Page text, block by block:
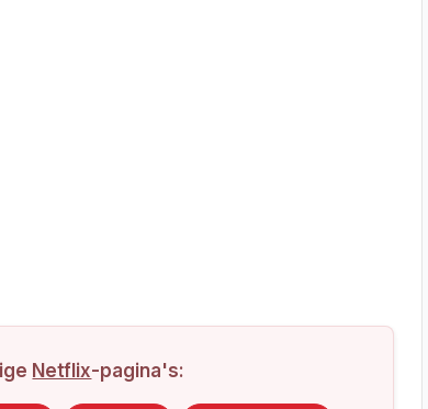
Netflix-pagina's: